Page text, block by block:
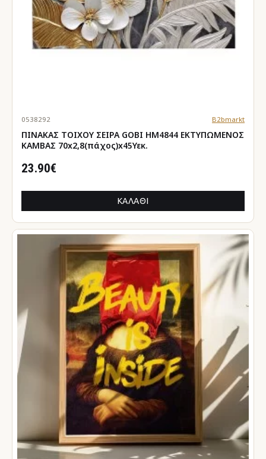
0538292 B2bmarkt
ΠΙΝΑΚΑΣ TOIXOY ΣΕΙΡΑ GOBI HM4844 ΕΚΤΥΠΩΜΕΝΟΣ
ΚΑΜΒΑΣ 70x2,8(πάχος)x45Υεκ.
23.90€
ΚΑΛΆΘΙ